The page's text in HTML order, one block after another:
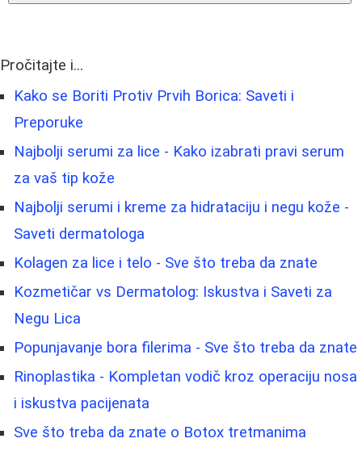
Pročitajte i...
Kako se Boriti Protiv Prvih Borica: Saveti i
Preporuke
Najbolji serumi za lice - Kako izabrati pravi serum
za vaš tip kože
Najbolji serumi i kreme za hidrataciju i negu kože -
Saveti dermatologa
Kolagen za lice i telo - Sve što treba da znate
Kozmetičar vs Dermatolog: Iskustva i Saveti za
Negu Lica
Popunjavanje bora filerima - Sve što treba da znate
Rinoplastika - Kompletan vodič kroz operaciju nosa
i iskustva pacijenata
Sve što treba da znate o Botox tretmanima